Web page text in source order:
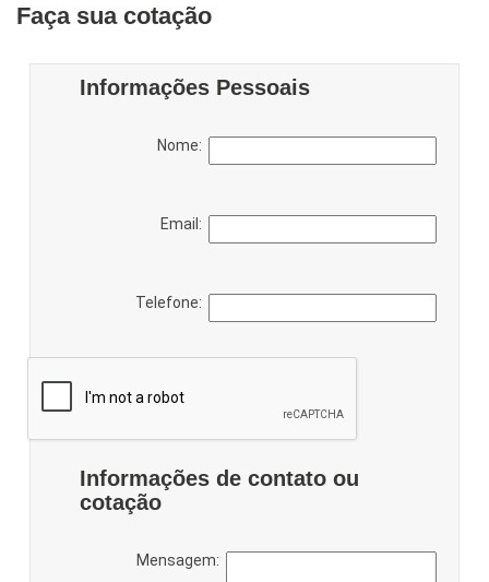
Faça sua cotação
Informações Pessoais
Nome:
Email:
Telefone:
Informações de contato ou
cotação
Mensagem: